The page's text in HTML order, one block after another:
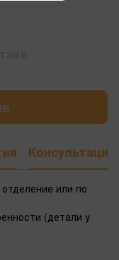
Консультация
или по
(детали у